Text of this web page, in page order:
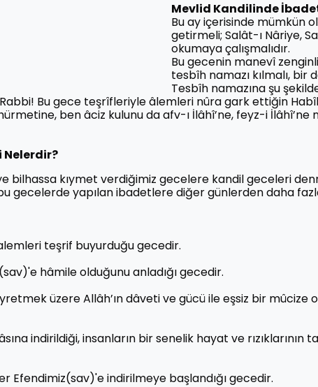
Mevlid Kandilinde
Bu ay içerisinde mümkün
getirmeli; Salât-ı Nâriye,
okumaya çalışmalıdır.
Bu gecenin manevî
tesbîh namazı kılmalı, bir
Tesbîh namazına şu
Bu gece teşrîfleriyle âlemleri nûra gark ettiğin
ben âciz kulunu da afv-ı İlâhî’ne, feyz-i İlâhî’ne
Nelerdir?
kıymet verdiğimiz gecelere kandil geceleri
gecelerde yapılan ibadetlere diğer günlerden daha
teşrif buyurduğu gecedir.
hâmile olduğunu anladığı gecedir.
üzere Allâh’ın dâveti ve gücü ile eşsiz bir
indirildiği, insanların bir senelik hayat ve rızıklarının
Efendimiz(sav)'e indirilmeye başlandığı gecedir.